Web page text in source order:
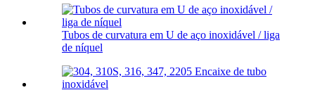
Tubos de curvatura em U de aço inoxidável / liga
de níquel